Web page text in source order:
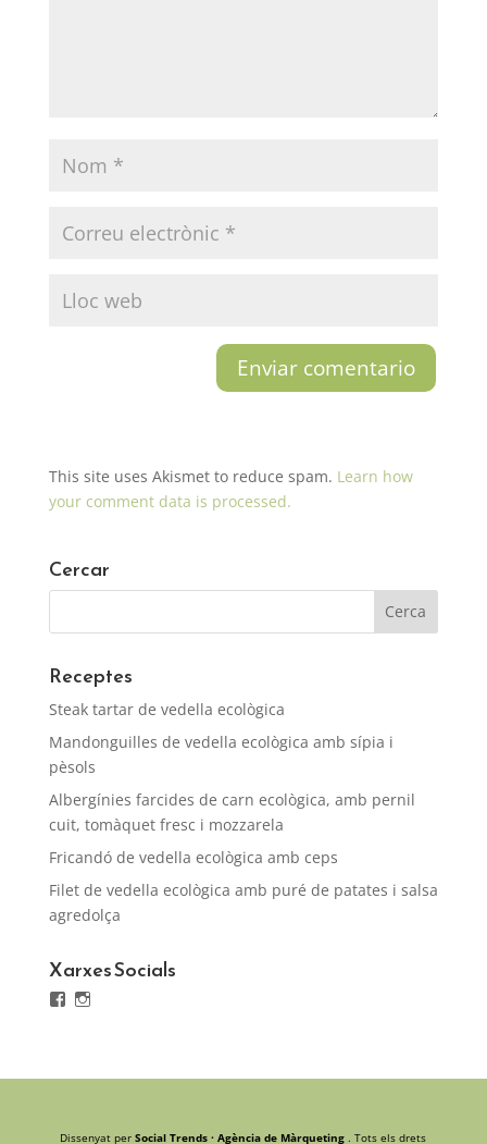
This site uses Akismet to reduce spam. Learn how
your comment data is processed.
Cercar
Receptes
Steak tartar de vedella ecològica
Mandonguilles de vedella ecològica amb sípia i
pèsols
Albergínies farcides de carn ecològica, amb pernil
cuit, tomàquet fresc i mozzarela
Fricandó de vedella ecològica amb ceps
Filet de vedella ecològica amb puré de patates i salsa
agredolça
Xarxes Socials
Facebook
Instagram
Dissenyat perSocial Trends · Agència de Màrqueting . Tots els drets